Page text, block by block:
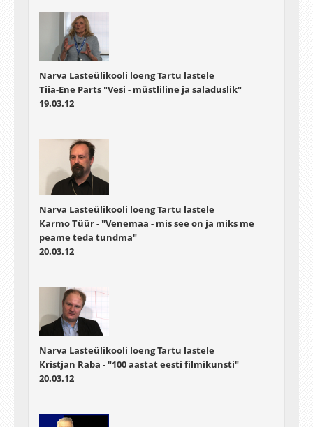
Narva Lasteülikooli loeng Tartu lastele
Tiia-Ene Parts "Vesi - müstliline ja saladuslik"
19.03.12
Narva Lasteülikooli loeng Tartu lastele
Karmo Tüür - "Venemaa - mis see on ja miks me
peame teda tundma"
20.03.12
Narva Lasteülikooli loeng Tartu lastele
Kristjan Raba - "100 aastat eesti filmikunsti"
20.03.12